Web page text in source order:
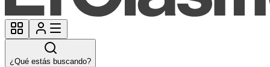
¿Qué estás buscando?